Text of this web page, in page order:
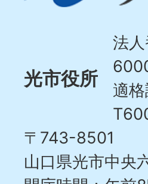
Hikari
光市役所
法
適
〒743-8501
山口県光市中央